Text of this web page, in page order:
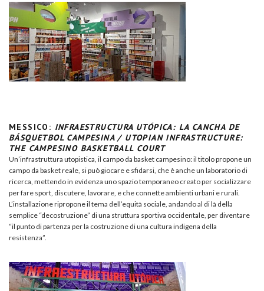
MESSICO: INFRAESTRUCTURA UTÓPICA: LA CANCHA DE
BÁSQUETBOL CAMPESINA / UTOPIAN INFRASTRUCTURE:
THE CAMPESINO BASKETBALL COURT
Un’infrastruttura utopistica, il campo da basket campesino: il titolo propone un
campo da basket reale, si può giocare e sfidarsi, che è anche un laboratorio di
ricerca, mettendo in evidenza uno spazio temporaneo creato per socializzare
per fare sport, discutere, lavorare, e che connette ambienti urbani e rurali.
L’installazione ripropone il tema dell’equità sociale, andando al di là della
semplice “decostruzione” di una struttura sportiva occidentale, per diventare
“il punto di partenza per la costruzione di una cultura indigena della
resistenza”.